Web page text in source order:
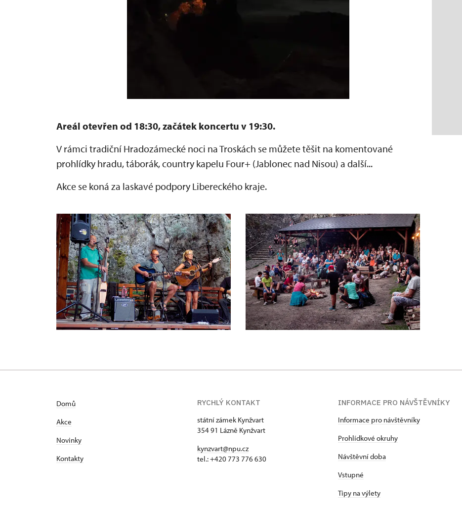
Areál otevřen od 18:30, začátek koncertu v 19:30.
V rámci tradiční Hradozámecké noci na Troskách se můžete těšit na komentované
prohlídky hradu, táborák, country kapelu Four+ (Jablonec nad Nisou) a další...
Akce se koná za laskavé podpory Libereckého kraje.
Domů
Akce
Novinky
Kontakty
RYCHLÝ KONTAKT
státní zámek Kynžvart
354 91 Lázně Kynžvart
kynzvart@npu.cz
tel.: +420 773 776 630
INFORMACE PRO NÁVŠTĚVNÍKY
Informace pro návštěvníky
Prohlídkové okruhy
Návštěvní doba
Vstupné
Tipy na výlety